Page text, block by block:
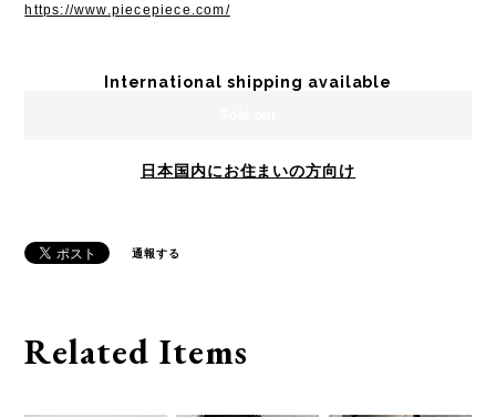
https://www.piecepiece.com/
International shipping available
日本国内にお住まいの方向け
通報する
Related Items